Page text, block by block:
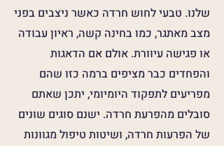
שלנו. טבעי לחוש חרדה כאשר ניצבים בפני
מצב מאתגר, כמו בחינה קשה, ראיון עבודה
או פגישה עיוורת. אולם אם הדאגות
והפחדים כבר מציפים ברמה כזו שהם
מפריעים לתפקוד היומיומי, יתכן שאתם
סובלים מהפרעת חרדה. ישנם סוגים שונים
של הפרעות חרדה, ושיטות טיפול מגוונות